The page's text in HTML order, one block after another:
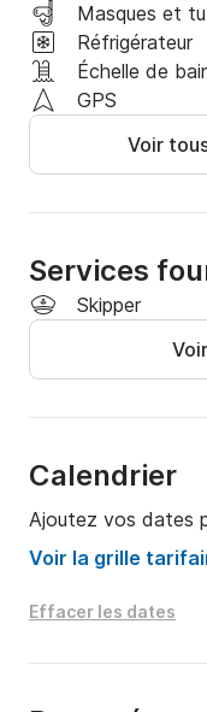
La location
carburant, la glace,
Masques et
Réfrigérateur
Échelle de
GPS
Voir
Services
Skipper
Calendrier
Ajoutez vos dates
Voir la grille
Effacer les dates